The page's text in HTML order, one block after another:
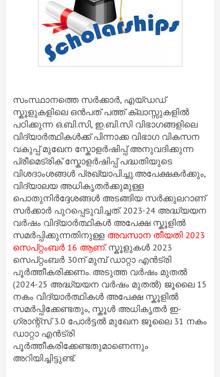
സംസ്ഥാനത്തെ സർക്കാർ, എയ്ഡഡ്
സ്കൂളുകളിലെ ഒന്‍പത് പത്ത് ക്ലാസ്സുകളിൽ
പഠിക്കുന്ന ഒ.ബി.സി, ഇ.ബി.സി വിഭാഗങ്ങളിലെ
വിദ്യാർത്ഥികൾക്ക് പിന്നാക്ക വിഭാഗ വികസന
വകുപ്പ് മുഖേന സ്കോളർഷിപ്പ് അനുവദിക്കുന്ന
പ്രീമെട്രിക് സ്കോളർഷിപ്പ് പദ്ധതിയുടെ
വിശദാംശങ്ങള്‍ പ്രഖ്യാപിച്ചു.അപേക്ഷകർക്കും,
വിദ്യാലയ അധികൃതർക്കുമുള്ള
പൊതുനിർദ്ദേശങ്ങൾ അടങ്ങിയ സർക്കുലറാണ്
സര്‍ക്കാര്‍ പുറപ്പെടുവിച്ചത്. 2023-24 അദ്ധ്യയന
വർഷം വിദ്യാര്‍ത്ഥികള്‍ അപേക്ഷ സ്കൂളിൽ
സമർപ്പിക്കുന്നതിനുള്ള അവസാന തീയതി 2023
സെപ്റ്റംബർ 16 ആണ്. സ്കൂളുകള്‍ 2023
സെപ്റ്റംബര്‍ 30ന് മുമ്പ് ഡാറ്റാ എൻട്രി
പൂർത്തീകരിക്കണം. അടുത്ത വര്‍ഷം മുതല്‍
(2024-25 അദ്ധ്യയന വർഷം മുതൽ) ജൂലൈ 15
നകം വിദ്യാർത്ഥികൾ അപേക്ഷ സ്കൂളിൽ
സമർപ്പിക്കേണ്ടതും, സ്കൂൾ അധികൃതർ ഇ-
ഗ്രാന്റ്സ് 3.0 പോർട്ടൽ മുഖേന ജൂലൈ 31 നകം
ഡാറ്റാ എൻട്രി
പൂർത്തീകരിക്കേണ്ടതുമാണെന്നും
അറിയിച്ചിട്ടുണ്ട്.